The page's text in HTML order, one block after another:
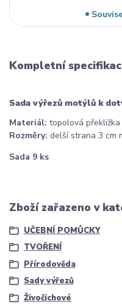
Kompletní
Sada výřezů motýlů k
Materiál: topolová překližka
Rozměry: delší strana 3 cm
Sada 9 ks
Zboží zařazeno v
UČEBNÍ POMŮCKY
TVOŘENÍ
Přírodověda
Sady výřezů
Živočichové